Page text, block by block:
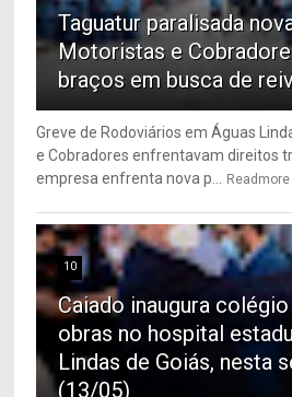
Taguatur paralisada
Motoristas e
braços em busca de
Greve de Rodoviários em Águas
e Cobradores enfrentavam direitos
empresa enfrenta nova p...
Readmore
10
Caiado inaugura
obras no hospital
Lindas de Goiás, nesta
(13/05)